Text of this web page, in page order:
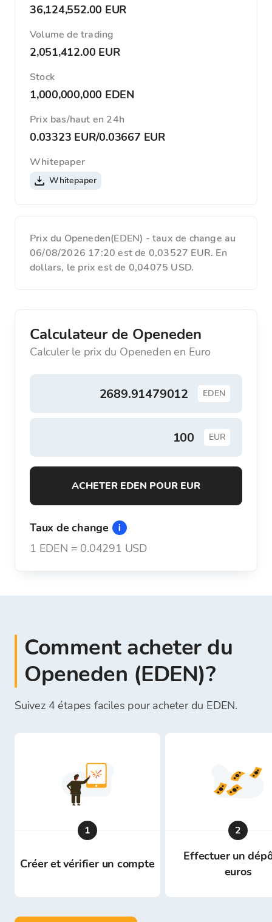
36,124,552.00 EUR
Volume de trading
2,051,412.00 EUR
Stock
1,000,000,000 EDEN
Prix ​​bas/haut en 24h
0.03323 EUR/0.03667 EUR
Whitepaper
Whitepaper
Prix du Openeden(EDEN) - taux de change au
06/08/2026 17:20 est de 0,03527 EUR. En
dollars, le prix est de 0,04075 USD.
Calculateur de Openeden
Calculer le prix du Openeden en Euro
EDEN
EUR
ACHETER EDEN POUR EUR
Taux de change
1 EDEN = 0.04291 USD
Comment acheter du
Openeden (EDEN)?
Suivez 4 étapes faciles pour acheter du EDEN.
1
Créer et vérifier un compte
2
Effectuer un
euros